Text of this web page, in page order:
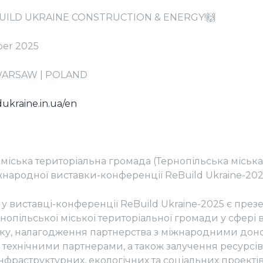
UKRAINE CONSTRUCTION & ENERGY!🙌
2025
| POLAND
en
територіальна громада (Тернопільська
виставки-конференції ReBuild Ukraine-
виставці-конференції ReBuild Ukraine-2025 є
міської територіальної громади у сфері
налагодження партнерства з міжнародними
партнерами, а також залучення ресурсів
екологічних та соціальних